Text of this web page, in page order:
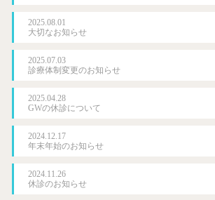
2025.08.01
大切なお知らせ
2025.07.03
診療体制変更のお知らせ
2025.04.28
GWの休診について
2024.12.17
年末年始のお知らせ
2024.11.26
休診のお知らせ